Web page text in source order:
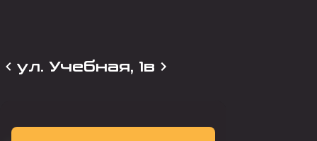
ул. Учебная, 1в